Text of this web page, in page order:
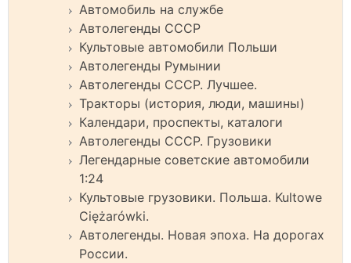
Автомобиль на службе
Автолегенды СССР
Культовые автомобили Польши
Автолегенды Румынии
Автолегенды СССР. Лучшее.
Тракторы (история, люди, машины)
Календари, проспекты, каталоги
Автолегенды СССР. Грузовики
Легендарные советские автомобили
1:24
Культовые грузовики. Польша. Kultowe
Ciężarówki.
Автолегенды. Новая эпоха. На дорогах
России.